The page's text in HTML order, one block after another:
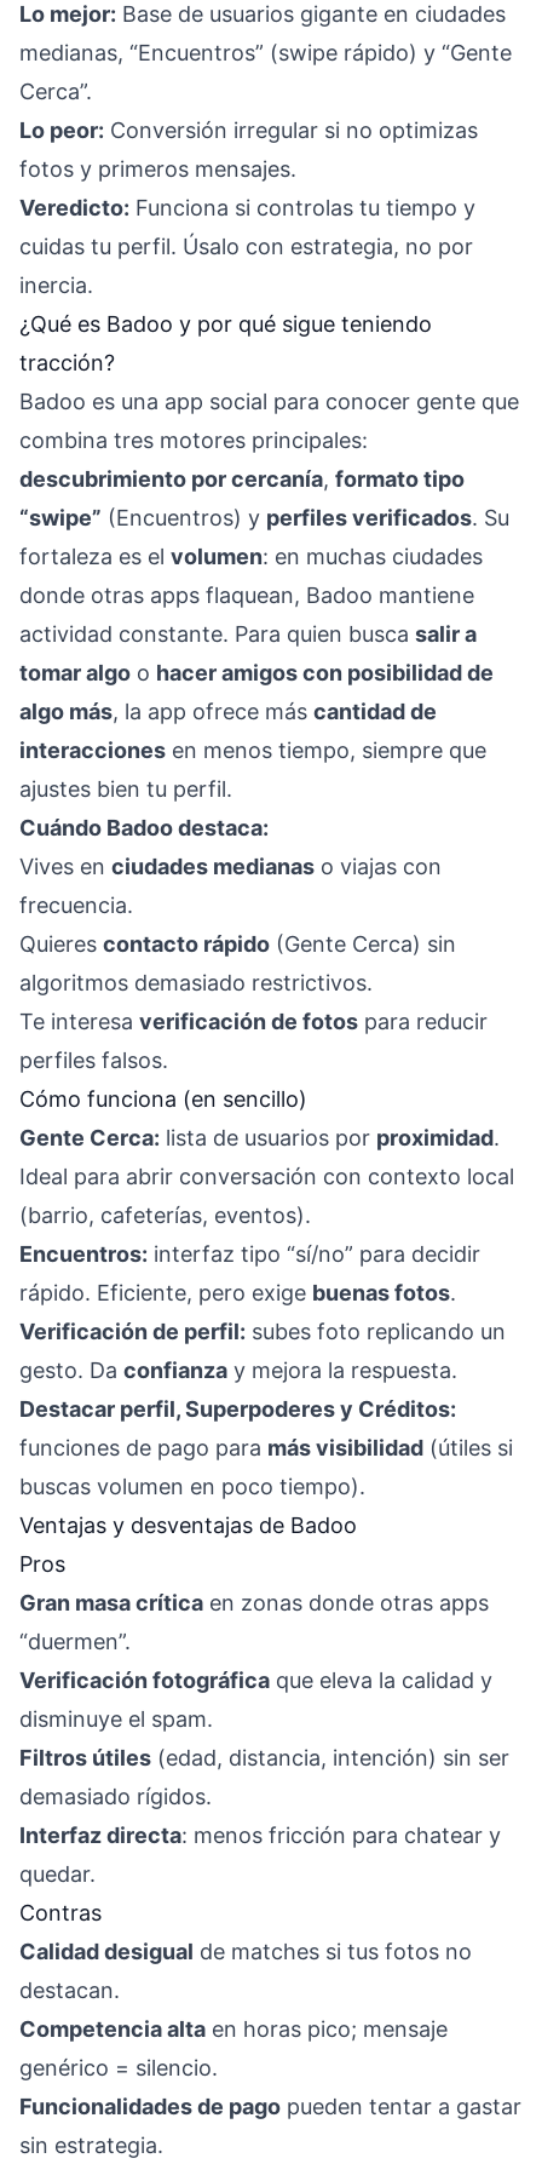
Lo mejor: Base de usuarios gigante en ciudades
medianas, “Encuentros” (swipe rápido) y “Gente
Cerca”.
Lo peor: Conversión irregular si no optimizas
fotos y primeros mensajes.
Veredicto: Funciona si controlas tu tiempo y
cuidas tu perfil. Úsalo con estrategia, no por
inercia.
¿Qué es Badoo y por qué sigue teniendo
tracción?
Badoo es una app social para conocer gente que
combina tres motores principales:
descubrimiento por cercanía, formato tipo
“swipe” (Encuentros) y perfiles verificados. Su
fortaleza es el volumen: en muchas ciudades
donde otras apps flaquean, Badoo mantiene
actividad constante. Para quien busca salir a
tomar algo o hacer amigos con posibilidad de
algo más, la app ofrece más cantidad de
interacciones en menos tiempo, siempre que
ajustes bien tu perfil.
Cuándo Badoo destaca:
Vives en ciudades medianas o viajas con
frecuencia.
Quieres contacto rápido (Gente Cerca) sin
algoritmos demasiado restrictivos.
Te interesa verificación de fotos para reducir
perfiles falsos.
Cómo funciona (en sencillo)
Gente Cerca: lista de usuarios por proximidad.
Ideal para abrir conversación con contexto local
(barrio, cafeterías, eventos).
Encuentros: interfaz tipo “sí/no” para decidir
rápido. Eficiente, pero exige buenas fotos.
Verificación de perfil: subes foto replicando un
gesto. Da confianza y mejora la respuesta.
Destacar perfil, Superpoderes y Créditos:
funciones de pago para más visibilidad (útiles si
buscas volumen en poco tiempo).
Ventajas y desventajas de Badoo
Pros
Gran masa crítica en zonas donde otras apps
“duermen”.
Verificación fotográfica que eleva la calidad y
disminuye el spam.
Filtros útiles (edad, distancia, intención) sin ser
demasiado rígidos.
Interfaz directa: menos fricción para chatear y
quedar.
Contras
Calidad desigual de matches si tus fotos no
destacan.
Competencia alta en horas pico; mensaje
genérico = silencio.
Funcionalidades de pago pueden tentar a gastar
sin estrategia.